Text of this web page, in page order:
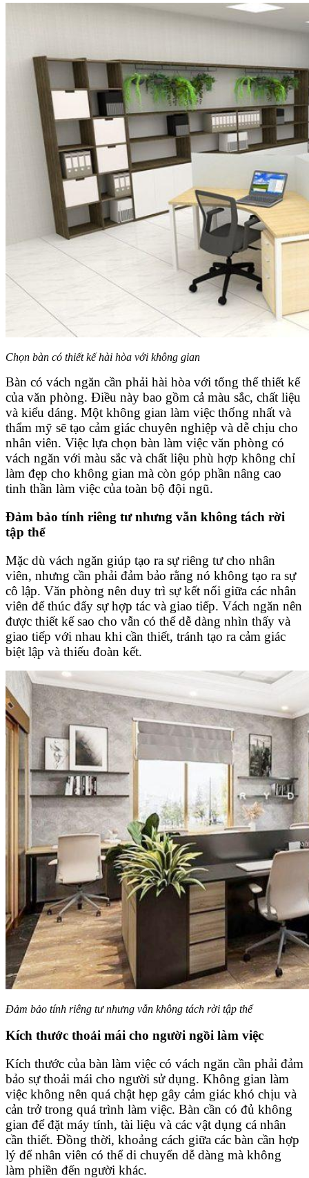
Chọn bàn có thiết kế hài hòa với không gian
Bàn có vách ngăn cần phải hài hòa với tổng thể thiết kế
của văn phòng. Điều này bao gồm cả màu sắc, chất liệu
và kiểu dáng. Một không gian làm việc thống nhất và
thẩm mỹ sẽ tạo cảm giác chuyên nghiệp và dễ chịu cho
nhân viên. Việc lựa chọn bàn làm việc văn phòng có
vách ngăn với màu sắc và chất liệu phù hợp không chỉ
làm đẹp cho không gian mà còn góp phần nâng cao
tinh thần làm việc của toàn bộ đội ngũ.
Đảm bảo tính riêng tư nhưng vẫn không tách rời
tập thể
Mặc dù vách ngăn giúp tạo ra sự riêng tư cho nhân
viên, nhưng cần phải đảm bảo rằng nó không tạo ra sự
cô lập. Văn phòng nên duy trì sự kết nối giữa các nhân
viên để thúc đẩy sự hợp tác và giao tiếp. Vách ngăn nên
được thiết kế sao cho vẫn có thể dễ dàng nhìn thấy và
giao tiếp với nhau khi cần thiết, tránh tạo ra cảm giác
biệt lập và thiếu đoàn kết.
Đảm bảo tính riêng tư nhưng vẫn không tách rời tập thể
Kích thước thoải mái cho người ngồi làm việc
Kích thước của bàn làm việc có vách ngăn cần phải đảm
bảo sự thoải mái cho người sử dụng. Không gian làm
việc không nên quá chật hẹp gây cảm giác khó chịu và
cản trở trong quá trình làm việc. Bàn cần có đủ không
gian để đặt máy tính, tài liệu và các vật dụng cá nhân
cần thiết. Đồng thời, khoảng cách giữa các bàn cần hợp
lý để nhân viên có thể di chuyển dễ dàng mà không
làm phiền đến người khác.